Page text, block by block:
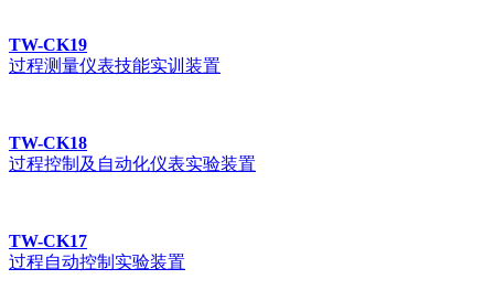
TW-CK19
过程测量仪表技能实训装置
TW-CK18
过程控制及自动化仪表实验装置
TW-CK17
过程自动控制实验装置